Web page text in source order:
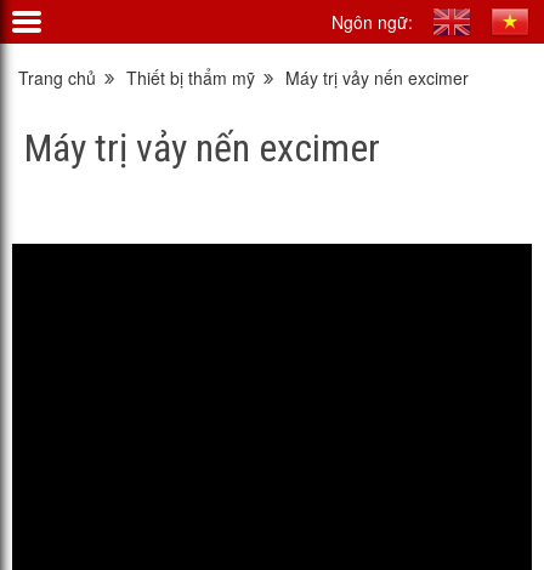
Ngôn ngữ:
Trang chủ Thiết bị thẩm mỹ Máy trị vảy nến excimer
Máy trị vảy nến excimer